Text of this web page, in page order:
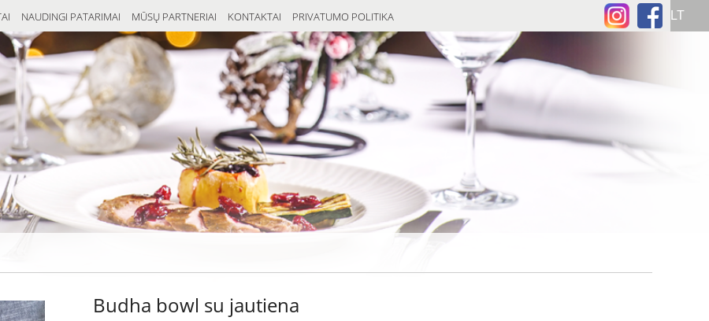
NAUDINGI PATARIMAI MŪSŲ PARTNERIAI KONTAKTAI PRIVATUMO POLITIKA
Budha bowl su jautiena